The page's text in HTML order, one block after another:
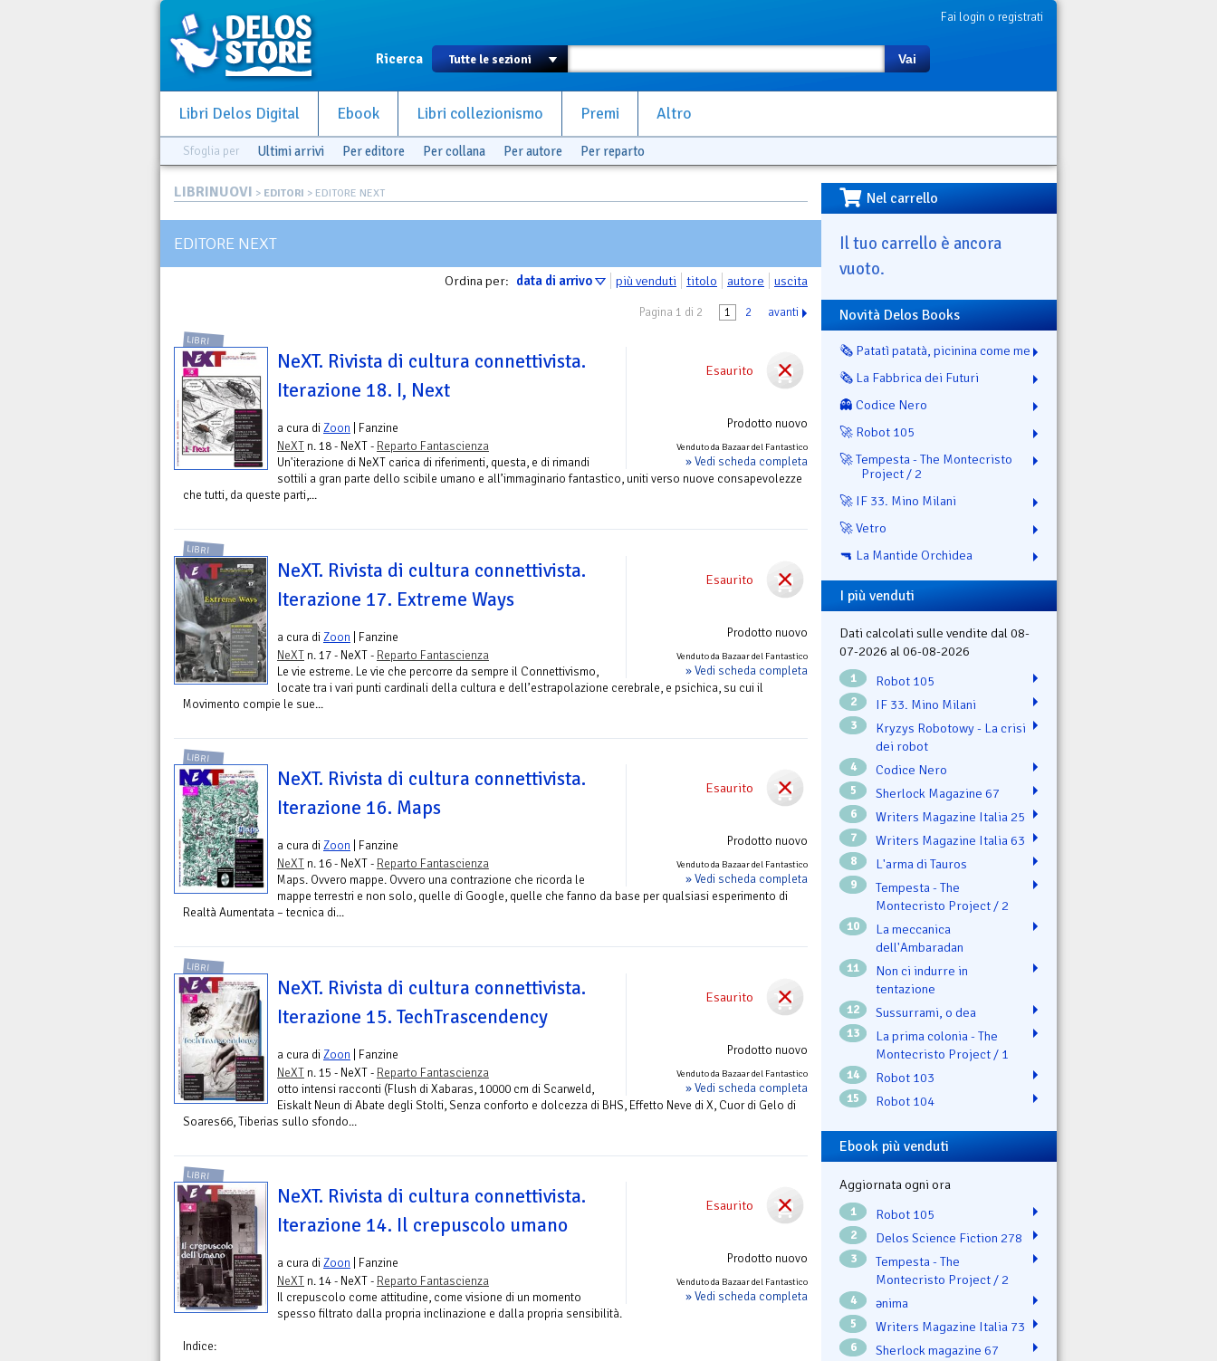
Fai login o registrati
Ricerca Vai
Libri Delos Digital Ebook Libri collezionismo Premi Altro
Sfoglia per Ultimi arrivi Per editore Per collana Per autore Per reparto
LIBRINUOVI > EDITORI > EDITORE NEXT
EDITORE NEXT
Ordina per: data di arrivo più venduti titolo autore uscita
Pagina 1 di 2 1 2 avanti
Esaurito
Prodotto nuovo
Venduto da Bazaar del Fantastico
» Vedi scheda completa
LIBRI
NeXT. Rivista di cultura connettivista.
Iterazione 18. I, Next
a cura diZoon | Fanzine
NeXT n. 18 - NeXT - Reparto Fantascienza
Un'iterazione di NeXT carica di riferimenti, questa, e di rimandi
sottili a gran parte dello scibile umano e all’immaginario fantastico, uniti verso nuove consapevolezze
che tutti, da queste parti,...
Esaurito
Prodotto nuovo
Venduto da Bazaar del Fantastico
» Vedi scheda completa
LIBRI
NeXT. Rivista di cultura connettivista.
Iterazione 17. Extreme Ways
a cura diZoon | Fanzine
NeXT n. 17 - NeXT - Reparto Fantascienza
Le vie estreme. Le vie che percorre da sempre il Connettivismo,
locate tra i vari punti cardinali della cultura e dell’estrapolazione cerebrale, e psichica, su cui il
Movimento compie le sue...
Esaurito
Prodotto nuovo
Venduto da Bazaar del Fantastico
» Vedi scheda completa
LIBRI
NeXT. Rivista di cultura connettivista.
Iterazione 16. Maps
a cura diZoon | Fanzine
NeXT n. 16 - NeXT - Reparto Fantascienza
Maps. Ovvero mappe. Ovvero una contrazione che ricorda le
mappe terrestri e non solo, quelle di Google, quelle che fanno da base per qualsiasi esperimento di
Realtà Aumentata – tecnica di...
Esaurito
Prodotto nuovo
Venduto da Bazaar del Fantastico
» Vedi scheda completa
LIBRI
NeXT. Rivista di cultura connettivista.
Iterazione 15. TechTrascendency
a cura diZoon | Fanzine
NeXT n. 15 - NeXT - Reparto Fantascienza
otto intensi racconti (Flush di Xabaras, 10000 cm di Scarweld,
Eiskalt Neun di Abate degli Stolti, Senza conforto e dolcezza di BHS, Effetto Neve di X, Cuor di Gelo di
Soares66, Tiberias sullo sfondo...
Esaurito
Prodotto nuovo
Venduto da Bazaar del Fantastico
» Vedi scheda completa
LIBRI
NeXT. Rivista di cultura connettivista.
Iterazione 14. Il crepuscolo umano
a cura diZoon | Fanzine
NeXT n. 14 - NeXT - Reparto Fantascienza
Il crepuscolo come attitudine, come visione di un momento
spesso filtrato dalla propria inclinazione e dalla propria sensibilità.
Indice:
Nel carrello
Il tuo carrello è ancora
vuoto.
Novità Delos Books
🗞️ Patatì patatà, picinina come me
🗞️ La Fabbrica dei Futuri
👻 Codice Nero
🚀 Robot 105
🚀 Tempesta - The Montecristo
Project / 2
🚀 IF 33. Mino Milani
🚀 Vetro
🔫 La Mantide Orchidea
I più venduti
Dati calcolati sulle vendite dal 08-
07-2026 al 06-08-2026
1 Robot 105
2 IF 33. Mino Milani
3
Kryzys Robotowy - La crisi
dei robot
4 Codice Nero
5 Sherlock Magazine 67
6 Writers Magazine Italia 25
7 Writers Magazine Italia 63
8 L'arma di Tauros
9
Tempesta - The
Montecristo Project / 2
10
La meccanica
dell'Ambaradan
11
Non ci indurre in
tentazione
12 Sussurrami, o dea
13
La prima colonia - The
Montecristo Project / 1
14 Robot 103
15 Robot 104
Ebook più venduti
Aggiornata ogni ora
1 Robot 105
2 Delos Science Fiction 278
3
Tempesta - The
Montecristo Project / 2
4 ənima
5 Writers Magazine Italia 73
6 Sherlock magazine 67